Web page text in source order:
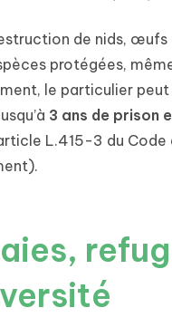
de nids, œufs
protégées,
le particulier peut
3 ans de prison
L.415-3 du Code